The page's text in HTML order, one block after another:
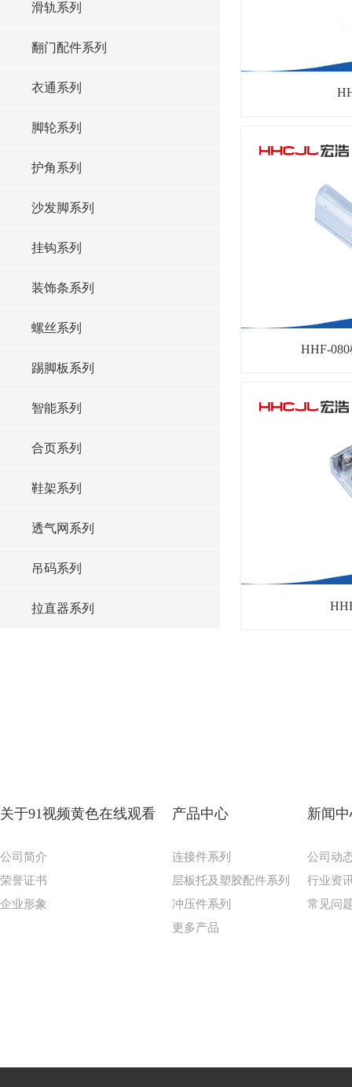
滑轨系列
翻门配件系列
衣通系列
脚轮系列
护角系列
沙发脚系列
挂钩系列
装饰条系列
螺丝系列
踢脚板系列
智能系列
合页系列
鞋架系列
透气网系列
吊码系列
拉直器系列
HHF-
关于91视频黄色在线观看
公司简介
荣誉证书
企业形象
产品中心
连接件系列
层板托及塑胶配件系列
冲压件系列
更多产品
新闻
公司动
行业资
常见问